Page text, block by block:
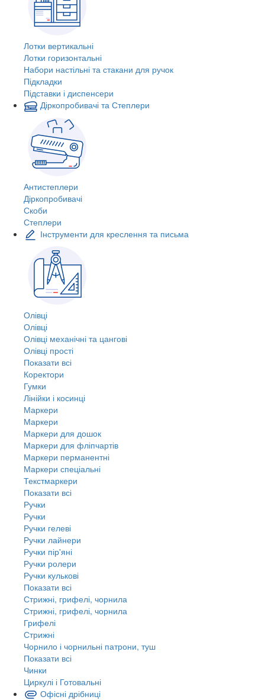
Лотки вертикальні
Лотки горизонтальні
Набори настільні та стакани для ручок
Підкладки
Підставки і диспенсери
Діркопробивачі та Степлери
Антистеплери
Діркопробивачі
Скоби
Степлери
Інструменти для креслення та письма
Олівці
Олівці
Олівці механічні та цангові
Олівці прості
Показати всі
Коректори
Гумки
Лінійки і косинці
Маркери
Маркери
Маркери для дошок
Маркери для фліпчартів
Маркери перманентні
Маркери спеціальні
Текстмаркери
Показати всі
Ручки
Ручки
Ручки гелеві
Ручки лайнери
Ручки пір'яні
Ручки ролери
Ручки кулькові
Показати всі
Стрижні, грифелі, чорнила
Стрижні, грифелі, чорнила
Грифелі
Стрижні
Чорнило і чорнильні патрони, туш
Показати всі
Чинки
Циркулі і Готовальні
Офісні дрібниці